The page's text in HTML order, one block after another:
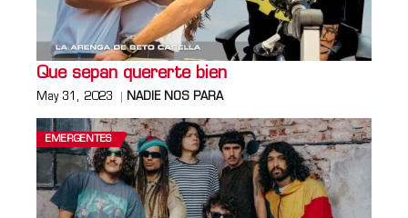
Que sepan quererte bien
May 31, 2023 NADIE NOS PARA
EMERGENTES